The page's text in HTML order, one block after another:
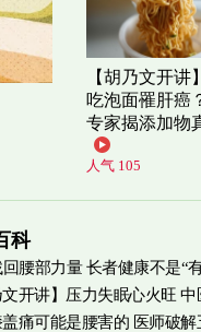
【胡乃文开讲
吃泡面罹肝癌
专家揭添加物
人气 105
科
腰部力量 长者健康不是“
开讲】压力失眠心火旺
痛可能是腰害的 医师破解